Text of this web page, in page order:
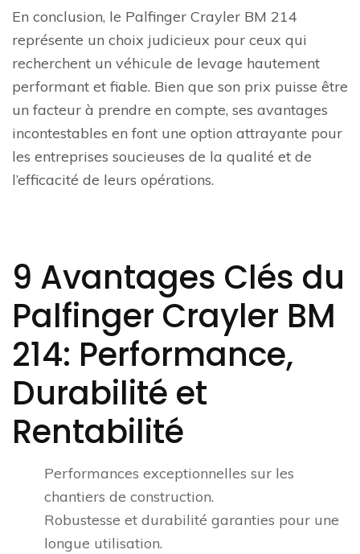
En conclusion, le Palfinger Crayler BM 214
représente un choix judicieux pour ceux qui
recherchent un véhicule de levage hautement
performant et fiable. Bien que son prix puisse être
un facteur à prendre en compte, ses avantages
incontestables en font une option attrayante pour
les entreprises soucieuses de la qualité et de
l’efficacité de leurs opérations.
9 Avantages Clés du
Palfinger Crayler BM
214: Performance,
Durabilité et
Rentabilité
Performances exceptionnelles sur les
chantiers de construction.
Robustesse et durabilité garanties pour une
longue utilisation.